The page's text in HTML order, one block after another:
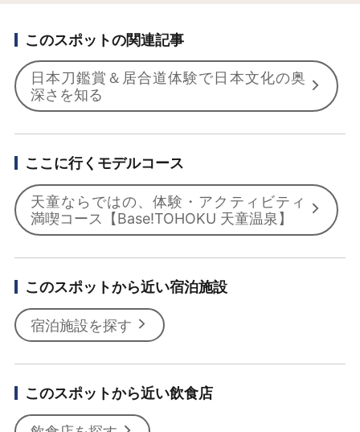
このスポットの関連記事
日本刀鑑賞＆居合道体験で日本文化の奥
深さを知る
ここに行くモデルコース
天童ならではの、体験・アクティビティ
満喫コース【Base!TOHOKU 天童温泉】
このスポットから近い宿泊施設
宿泊施設を探す
このスポットから近い飲食店